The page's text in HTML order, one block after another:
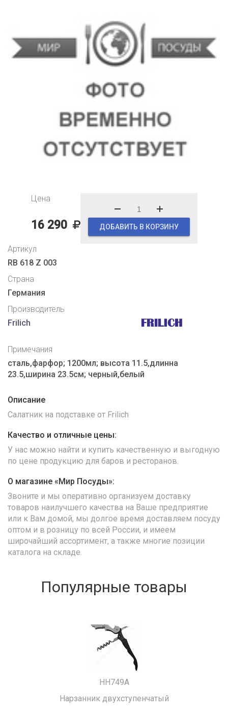
Цена
16 290 ДОБАВИТЬ В КОРЗИНУ
Артикул
RB 618 Z 003
Страна
Германия
Производитель
Frilich
Примечания
сталь,фарфор; 1200мл; высота 11.5,длинна
23.5,ширина 23.5см; черный,белый
Описание
Салатник на подставке от Frilich
Качество и отличные цены:
У нас можно найти и купить качественную и выгодную
по цене продукцию для баров и ресторанов.
О магазине «Мир Посуды»:
Звоните и мы оперативно организуем доставку
товаров наилучшего качества на Ваше предприятие
или к Вам домой, мы долгое время доставляем посуду
оптом и в розницу по всей России, и имеем
широчайший ассортимент, а также многие позиции
каталога на складе.
Популярные товары
HH749A
Нарзанник двухступенчатый